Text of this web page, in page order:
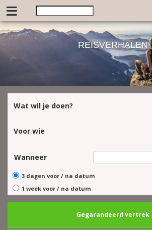
≡
REISVERHALEN
Wat wil je doen?
Voor wie
Wanneer
3 dagen voor / na datum
1 week voor / na datum
Gegarandeerd vertrek